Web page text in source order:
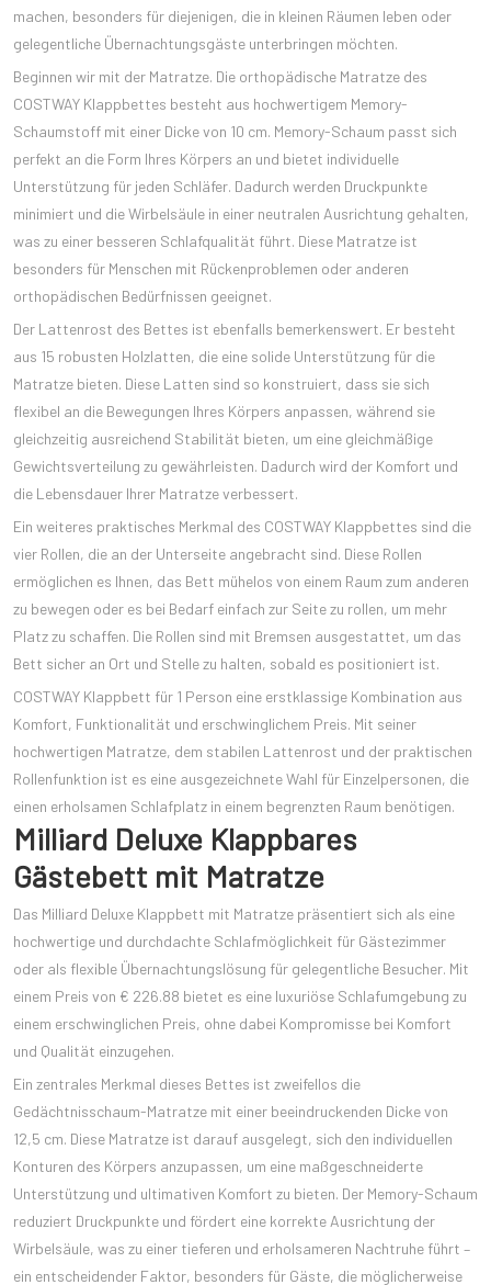
machen, besonders für diejenigen, die in kleinen Räumen leben oder
gelegentliche Übernachtungsgäste unterbringen möchten.
Beginnen wir mit der Matratze. Die orthopädische Matratze des
COSTWAY Klappbettes besteht aus hochwertigem Memory-
Schaumstoff mit einer Dicke von 10 cm. Memory-Schaum passt sich
perfekt an die Form Ihres Körpers an und bietet individuelle
Unterstützung für jeden Schläfer. Dadurch werden Druckpunkte
minimiert und die Wirbelsäule in einer neutralen Ausrichtung gehalten,
was zu einer besseren Schlafqualität führt. Diese Matratze ist
besonders für Menschen mit Rückenproblemen oder anderen
orthopädischen Bedürfnissen geeignet.
Der Lattenrost des Bettes ist ebenfalls bemerkenswert. Er besteht
aus 15 robusten Holzlatten, die eine solide Unterstützung für die
Matratze bieten. Diese Latten sind so konstruiert, dass sie sich
flexibel an die Bewegungen Ihres Körpers anpassen, während sie
gleichzeitig ausreichend Stabilität bieten, um eine gleichmäßige
Gewichtsverteilung zu gewährleisten. Dadurch wird der Komfort und
die Lebensdauer Ihrer Matratze verbessert.
Ein weiteres praktisches Merkmal des COSTWAY Klappbettes sind die
vier Rollen, die an der Unterseite angebracht sind. Diese Rollen
ermöglichen es Ihnen, das Bett mühelos von einem Raum zum anderen
zu bewegen oder es bei Bedarf einfach zur Seite zu rollen, um mehr
Platz zu schaffen. Die Rollen sind mit Bremsen ausgestattet, um das
Bett sicher an Ort und Stelle zu halten, sobald es positioniert ist.
COSTWAY Klappbett für 1 Person eine erstklassige Kombination aus
Komfort, Funktionalität und erschwinglichem Preis. Mit seiner
hochwertigen Matratze, dem stabilen Lattenrost und der praktischen
Rollenfunktion ist es eine ausgezeichnete Wahl für Einzelpersonen, die
einen erholsamen Schlafplatz in einem begrenzten Raum benötigen.
Milliard Deluxe Klappbares
Gästebett mit Matratze
Das Milliard Deluxe Klappbett mit Matratze präsentiert sich als eine
hochwertige und durchdachte Schlafmöglichkeit für Gästezimmer
oder als flexible Übernachtungslösung für gelegentliche Besucher. Mit
einem Preis von € 226.88 bietet es eine luxuriöse Schlafumgebung zu
einem erschwinglichen Preis, ohne dabei Kompromisse bei Komfort
und Qualität einzugehen.
Ein zentrales Merkmal dieses Bettes ist zweifellos die
Gedächtnisschaum-Matratze mit einer beeindruckenden Dicke von
12,5 cm. Diese Matratze ist darauf ausgelegt, sich den individuellen
Konturen des Körpers anzupassen, um eine maßgeschneiderte
Unterstützung und ultimativen Komfort zu bieten. Der Memory-Schaum
reduziert Druckpunkte und fördert eine korrekte Ausrichtung der
Wirbelsäule, was zu einer tieferen und erholsameren Nachtruhe führt –
ein entscheidender Faktor, besonders für Gäste, die möglicherweise